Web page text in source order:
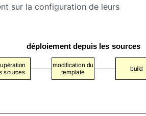
sur la configuration de leurs